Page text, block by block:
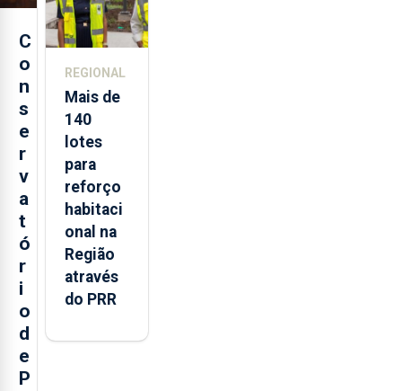
C
o
n
s
e
r
v
a
t
ó
r
i
o
d
e
P
REGIONAL
Mais de
140
lotes
para
reforço
habitaci
onal na
Região
através
do PRR